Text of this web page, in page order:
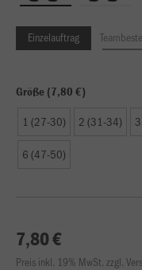
Einzelauftrag
Größe (7,80 €)
1 (27-30) 2 (31-34)
6 (47-50)
7,80 €
Preis inkl. 19% MwSt. zzgl.